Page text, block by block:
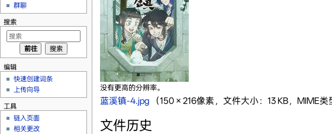
没有更高的分辨率。
蓝溪镇-4.jpg‎ （150 × 216像素，文件大小：13 KB，MIME类
文件历史
群聊
搜索
编辑
快速创建词条
上传向导
工具
链入页面
相关更改